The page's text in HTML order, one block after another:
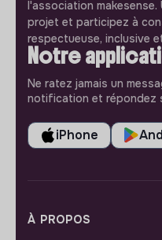
l'association
projet et participez à
respectueuse, inclusive
Notre
Ne ratez jamais un
notification et répondez
iPhone
À PROPOS